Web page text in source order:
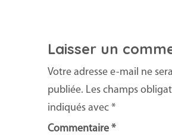
Laisser un
Votre adresse e-mail ne
publiée. Les champs
indiqués avec *
Commentaire *